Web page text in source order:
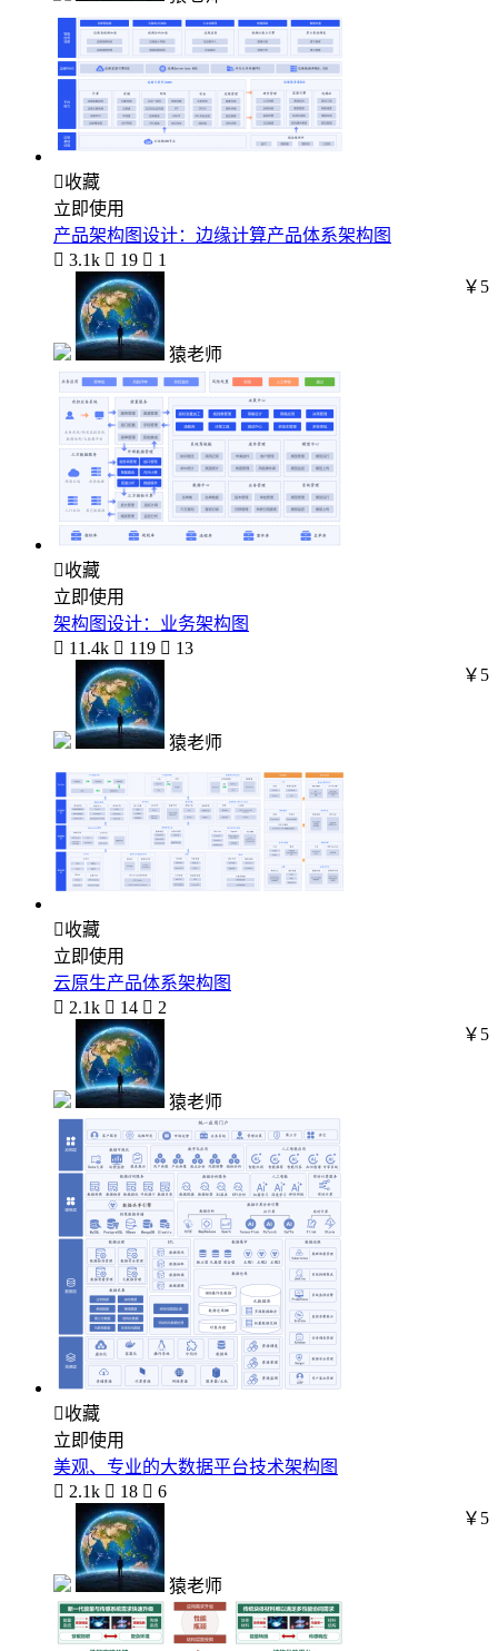
收藏
立即使用
产品架构图设计：边缘计算产品体系架构图
 3.1k  19  1
猿老师
￥5
收藏
立即使用
架构图设计：业务架构图
 11.4k  119  13
猿老师
￥5
收藏
立即使用
云原生产品体系架构图
 2.1k  14  2
猿老师
￥5
收藏
立即使用
美观、专业的大数据平台技术架构图
 2.1k  18  6
猿老师
￥5